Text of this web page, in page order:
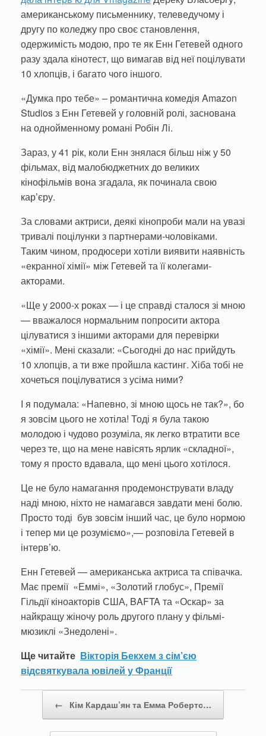
американському письменнику, телеведучому і
другу по коледжу про своє становлення,
одержимість модою, про те як Енн Гетевей одного
разу здала кінотест, що вимагав від неї поцілувати
10 хлопців, і багато чого іншого.
«Думка про тебе» – романтична комедія Amazon
Studios з Енн Гетевей у головній ролі, заснована
на однойменному романі Робін Лі.
Зараз, у 41 рік, коли Енн знялася більш ніж у 50
фільмах, від малобюджетних до великих
кінофільмів вона згадала, як починала свою
кар’єру.
За словами актриси, деякі кінопроби мали на увазі
тривалі поцілунки з партнерами-чоловіками.
Таким чином, продюсери хотіли виявити наявність
«екранної хімії» між Гетевей та її колегами-
акторами.
«Ще у 2000-х роках — і це справді сталося зі мною
— вважалося нормальним попросити актора
цілуватися з іншими акторами для перевірки
«хімії». Мені сказали: «Сьогодні до нас прийдуть
10 хлопців, а ти вже пройшла кастинг. Хіба тобі не
хочеться поцілуватися з усіма ними?
І я подумала: «Напевно, зі мною щось не так?», бо
я зовсім цього не хотіла! Тоді я була такою
молодою і чудово розуміла, як легко втратити все
через те, що на мене навісять ярлик «складної»,
тому я просто вдавала, що мені цього хотілося.
Це не було намагання продемонструвати владу
наді мною, ніхто не намагався завдати мені болю.
Просто тоді був зовсім інший час, це було нормою
і тепер ми це розуміємо»,— розповіла Гетевей в
інтерв’ю.
Енн Гетевей — американська актриса та співачка.
Має премії «Еммі», «Золотий глобус», Премії
Гільдії кіноакторів США, BAFTA та «Оскар» за
найкращу жіночу роль другого плану у фільмі-
мюзиклі «Знедолені».
Ще читайте Вікторія Бекхем з сім’єю
відсвяткувала ювілей у Франції
← Кім Кардаш’ян та Емма Робертс…